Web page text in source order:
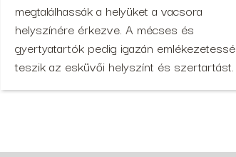
megtalálhassák a helyüket a vacsora
helyszínére érkezve. A mécses és
gyertyatartók pedig igazán emlékezetessé
teszik az esküvői helyszínt és szertartást.